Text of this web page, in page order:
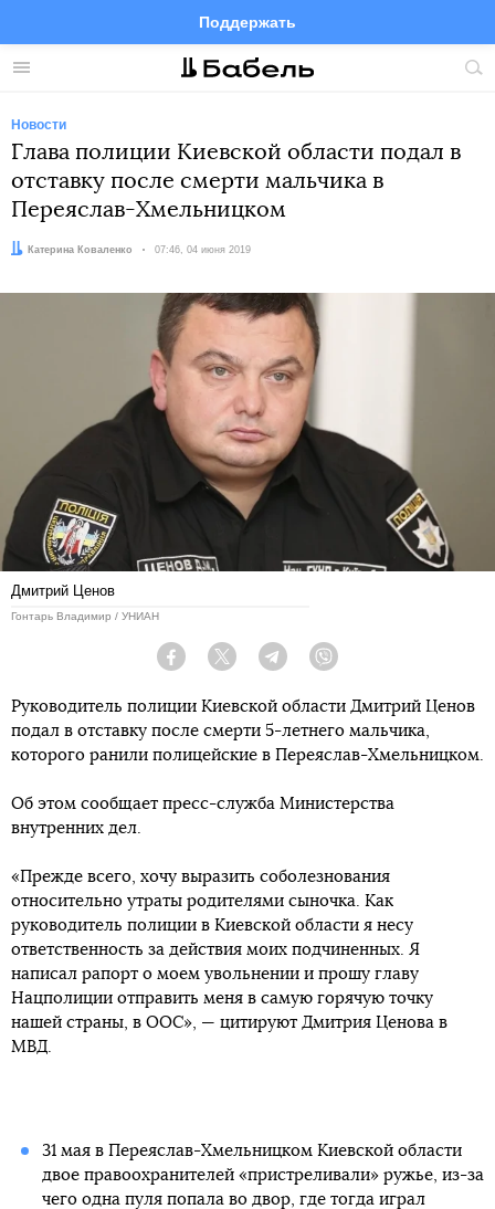
Меню
Поддержать
FacebookTelegramTwitter
Новости
Глава полиции Киевской области подал в
отставку после смерти мальчика в
Переяслав-Хмельницком
Автор:Катерина Коваленко Дата:
07:46, 04 июня 2019
Дмитрий Ценов
Гонтарь Владимир / УНИАН
Facebook Twitter Telegram
Руководитель полиции Киевской области Дмитрий Ценов
подал в отставку после смерти 5-летнего мальчика,
которого ранили полицейские в Переяслав-Хмельницком.
Об этом сообщает пресс-служба Министерства
внутренних дел.
«Прежде всего, хочу выразить соболезнования
относительно утраты родителями сыночка. Как
руководитель полиции в Киевской области я несу
ответственность за действия моих подчиненных. Я
написал рапорт о моем увольнении и прошу главу
Нацполиции отправить меня в самую горячую точку
нашей страны, в ООС», — цитируют Дмитрия Ценова в
МВД.
31 мая в Переяслав-Хмельницком Киевской области
двое правоохранителей «пристреливали» ружье, из-за
чего одна пуля попала во двор, где тогда играл